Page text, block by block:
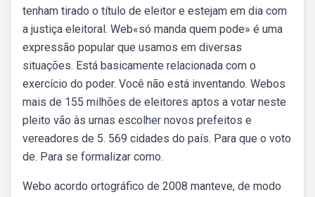
tenham tirado o título de eleitor e estejam em dia com
a justiça eleitoral. Web«só manda quem pode» é uma
expressão popular que usamos em diversas
situações. Está basicamente relacionada com o
exercício do poder. Você não está inventando. Webos
mais de 155 milhões de eleitores aptos a votar neste
pleito vão às urnas escolher novos prefeitos e
vereadores de 5. 569 cidades do país. Para que o voto
de. Para se formalizar como.
Webo acordo ortográfico de 2008 manteve, de modo